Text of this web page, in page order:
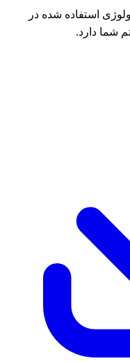
استفاده شده در
شما دارد.